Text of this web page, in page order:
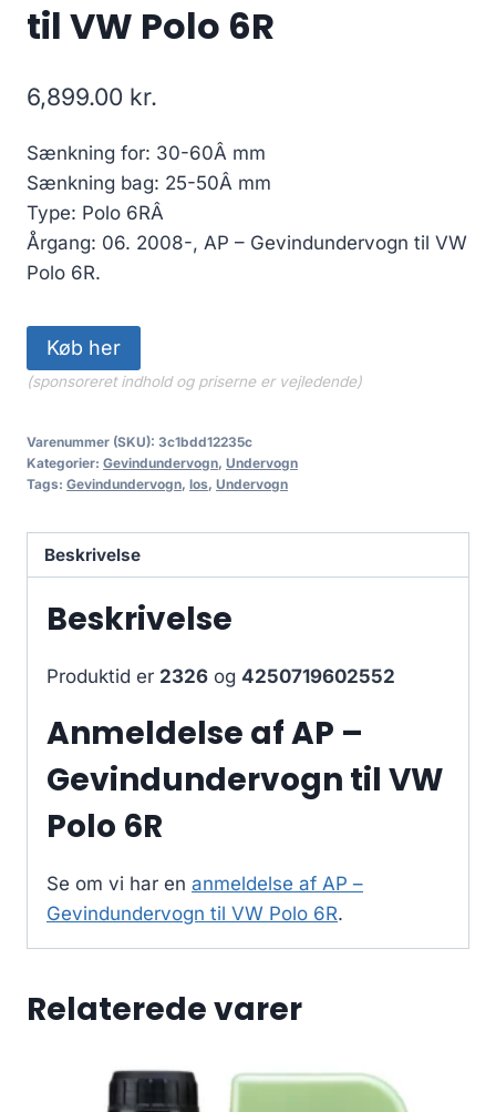
til VW Polo 6R
6,899.00 kr.
Sænkning for: 30-60Â mm
Sænkning bag: 25-50Â mm
Type: Polo 6RÂ
Årgang: 06. 2008-, AP – Gevindundervogn til VW
Polo 6R.
Køb her
(sponsoreret indhold og priserne er vejledende)
Varenummer (SKU): 3c1bdd12235c
Kategorier: Gevindundervogn, Undervogn
Tags: Gevindundervogn, los, Undervogn
Beskrivelse
Beskrivelse
Produktid er 2326 og 4250719602552
Anmeldelse af AP –
Gevindundervogn til VW
Polo 6R
Se om vi har en anmeldelse af AP –
Gevindundervogn til VW Polo 6R.
Relaterede varer